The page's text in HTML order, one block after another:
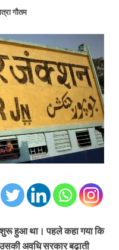
गौतम
हुआ था। पहले कहा गया कि
अवधि सरकार बढ़ाती